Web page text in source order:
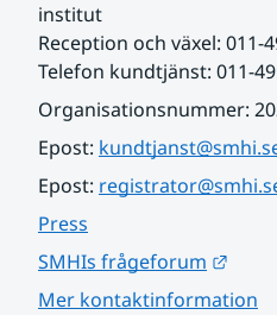
institut
Reception och växel: 011-
Telefon kundtjänst: 011-
Organisationsnummer:
Epost:
Epost:
Press
SMHIs frågeforum
Mer kontaktinformation